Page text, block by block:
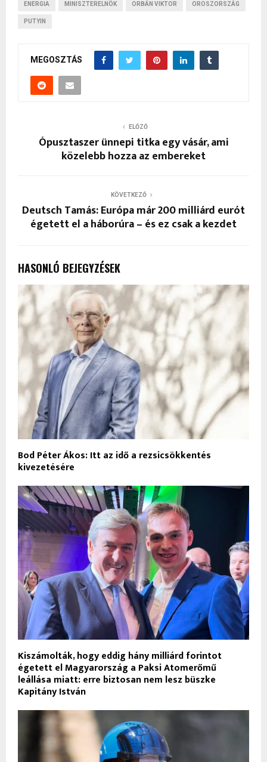
ENERGIA MINISZTERELNÖK ORBÁN VIKTOR OROSZORSZÁG
PUTYIN
MEGOSZTÁS
ELŐZŐ
Ópusztaszer ünnepi titka egy vásár, ami
közelebb hozza az embereket
KÖVETKEZŐ
Deutsch Tamás: Európa már 200 milliárd eurót
égetett el a háborúra – és ez csak a kezdet
HASONLÓ BEJEGYZÉSEK
Bod Péter Ákos: Itt az idő a rezsicsökkentés
kivezetésére
Kiszámolták, hogy eddig hány milliárd forintot
égetett el Magyarország a Paksi Atomerőmű
leállása miatt: erre biztosan nem lesz büszke
Kapitány István